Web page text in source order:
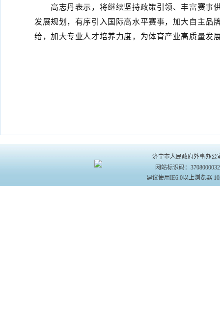
高志丹表示，将继续坚持政策引领、丰富赛事
发展规划，有序引入国际高水平赛事，加大自主品
给，加大专业人才培养力度，为体育产业高质量发
济宁市人民政府外事办公
网站标识码：
建议使用IE6.0以上浏览器